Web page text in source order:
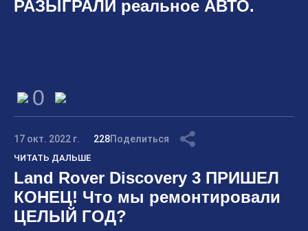
РАЗЫГРАЛИ реальное АВТО.
0
17 окт. 2022 г. 228Поделиться
ЧИТАТЬ ДАЛЬШЕ
Land Rover Discovery 3 ПРИШЕЛ
КОНЕЦ! Что мы ремонтировали
ЦЕЛЫЙ ГОД?